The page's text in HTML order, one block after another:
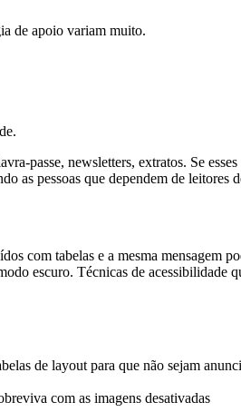
de apoio variam muito.
passe, newsletters, extratos. Se
as pessoas que dependem de leitores
com tabelas e a mesma mensagem
escuro. Técnicas de acessibilidade
de layout para que não sejam
com as imagens desativadas